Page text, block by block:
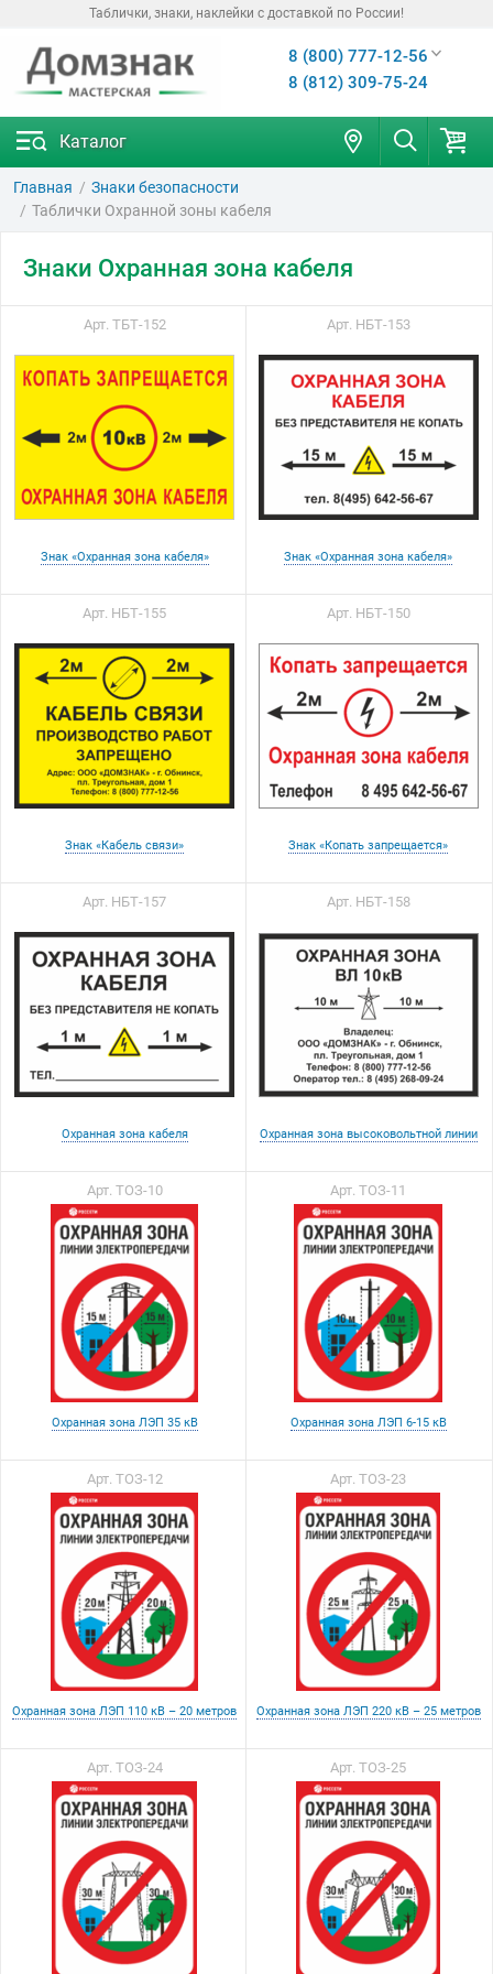
Таблички, знаки, наклейки с доставкой по России!
8 (800) 777-12-56
8 (812) 309-75-24
Каталог
Главная
Знаки безопасности
Таблички Охранной зоны кабеля
Знаки Охранная зона кабеля
Арт. ТБТ-152
Знак «Охранная зона кабеля»
Арт. НБТ-153
Знак «Охранная зона кабеля»
Арт. НБТ-155
Знак «Кабель связи»
Арт. НБТ-150
Знак «Копать запрещается»
Арт. НБТ-157
Охранная зона кабеля
Арт. НБТ-158
Охранная зона высоковольтной линии
Арт. ТОЗ-10
Охранная зона ЛЭП 35 кВ
Арт. ТОЗ-11
Охранная зона ЛЭП 6-15 кВ
Арт. ТОЗ-12
Охранная зона ЛЭП 110 кВ – 20 метров
Арт. ТОЗ-23
Охранная зона ЛЭП 220 кВ – 25 метров
Арт. ТОЗ-24 Арт. ТОЗ-25